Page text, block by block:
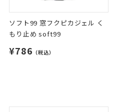
ソフト99 窓フクピカジェル く
もり止め soft99
¥786 （税込）